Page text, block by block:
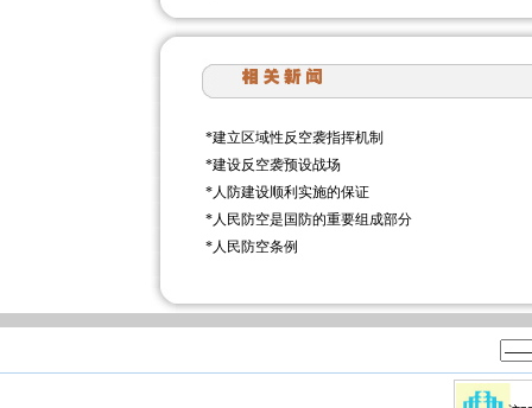
*建立区域性反空袭指挥机制
*建设反空袭预设战场
*人防建设顺利实施的保证
*人民防空是国防的重要组成部分
*人民防空条例